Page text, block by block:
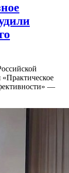
«Практическое
—